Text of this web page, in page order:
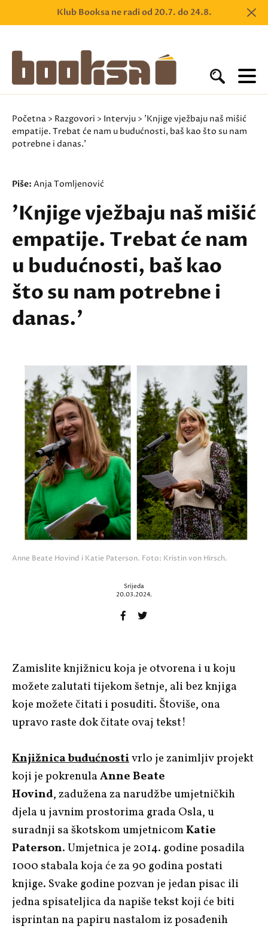
Klub Booksa ne radi od 20.7. do 24.8.
Početna > Razgovori > Intervju > 'Knjige vježbaju naš mišić
empatije. Trebat će nam u budućnosti, baš kao što su nam
potrebne i danas.'
Piše: Anja Tomljenović
'Knjige vježbaju naš mišić
empatije. Trebat će nam
u budućnosti, baš kao
što su nam potrebne i
danas.'
Anne Beate Hovind i Katie Paterson. Foto: Kristin von Hirsch.
Srijeda
20.03.2024.
Zamislite knjižnicu koja je otvorena i u koju
možete zalutati tijekom šetnje, ali bez knjiga
koje možete čitati i posuditi. Štoviše, ona
upravo raste dok čitate ovaj tekst!
Knjižnica budućnostivrlo je zanimljiv projekt
koji je pokrenulaAnne Beate
Hovind,zadužena za narudžbe umjetničkih
djela u javnim prostorima grada Osla, u
suradnji sa škotskom umjetnicomKatie
Paterson. Umjetnica je 2014. godine posadila
1000 stabalakoja će za 90 godina postati
knjige. Svake godine pozvan je jedan pisac ili
jedna spisateljica da napiše tekst koji će biti
isprintan na papiru nastalom iz posađenih